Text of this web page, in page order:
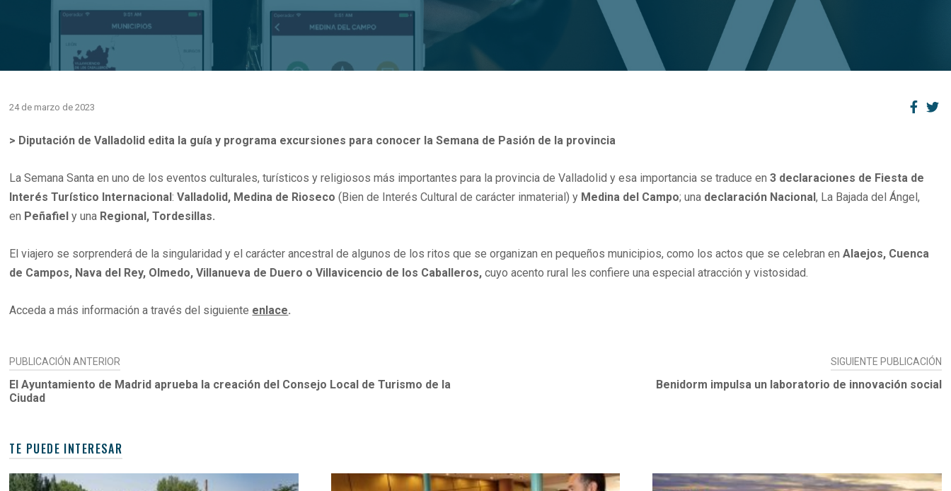
24 de marzo de 2023
> Diputación de Valladolid edita la guía y programa excursiones para conocer la Semana de Pasión de la provincia
La Semana Santa en uno de los eventos culturales, turísticos y religiosos más importantes para la provincia de Valladolid y esa importancia se traduce en3 declaraciones de Fiesta de
Interés Turístico Internacional:Valladolid, Medina de Rioseco (Bien de Interés Cultural de carácter inmaterial) y Medina del Campo; una declaración Nacional, La Bajada del Ángel,
en Peñafiel y una Regional, Tordesillas.
El viajero se sorprenderá de la singularidad y el carácter ancestral de algunos de los ritos que se organizan en pequeños municipios, como los actos que se celebran enAlaejos, Cuenca
de Campos, Nava del Rey, Olmedo, Villanueva de Duero o Villavicencio de los Caballeros,cuyo acento rural les confiere una especial atracción y vistosidad.
Acceda a más información a través del siguiente enlace.
NAVEGACIÓN
DE
ENTRADAS
PUBLICACIÓN ANTERIOR
El Ayuntamiento de Madrid aprueba la creación del Consejo Local de Turismo de la
Ciudad
SIGUIENTE PUBLICACIÓN
Benidorm impulsa un laboratorio de innovación social
TE PUEDE INTERESAR